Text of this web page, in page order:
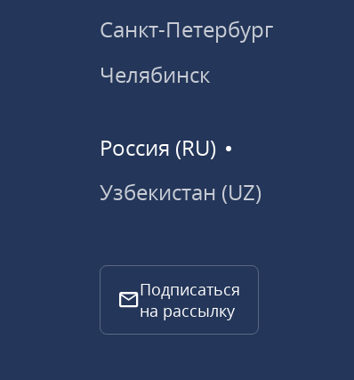
Санкт-Петербург
Челябинск
Россия (RU)
Узбекистан (UZ)
Подписаться
на рассылку